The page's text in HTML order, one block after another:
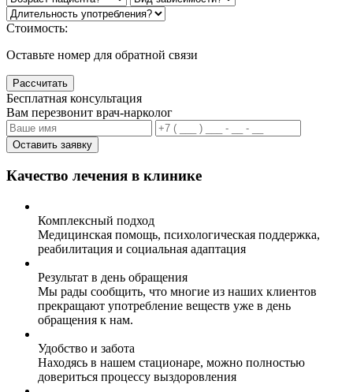
Стоимость:
Оставьте номер для обратной связи
Рассчитать
Бесплатная консультация
Вам перезвонит врач-нарколог
Оставить заявку
Качество лечения в клинике
Комплексный подход
Медицинская помощь, психологическая поддержка,
реабилитация и социальная адаптация
Результат в день обращения
Мы рады сообщить, что многие из наших клиентов
прекращают употребление веществ уже в день
обращения к нам.
Удобство и забота
Находясь в нашем стационаре, можно полностью
довериться процессу выздоровления